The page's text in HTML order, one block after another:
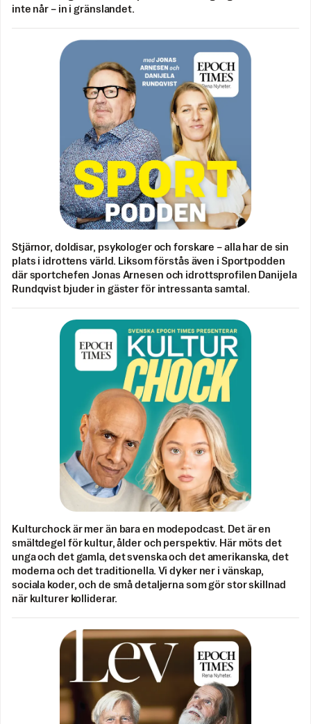
inte når – in i gränslandet.
Stjärnor, doldisar, psykologer och forskare – alla har de sin
plats i idrottens värld. Liksom förstås även i Sportpodden
där sportchefen Jonas Arnesen och idrottsprofilen Danijela
Rundqvist bjuder in gäster för intressanta samtal.
Kulturchock är mer än bara en modepodcast. Det är en
smältdegel för kultur, ålder och perspektiv. Här möts det
unga och det gamla, det svenska och det amerikanska, det
moderna och det traditionella. Vi dyker ner i vänskap,
sociala koder, och de små detaljerna som gör stor skillnad
när kulturer kolliderar.